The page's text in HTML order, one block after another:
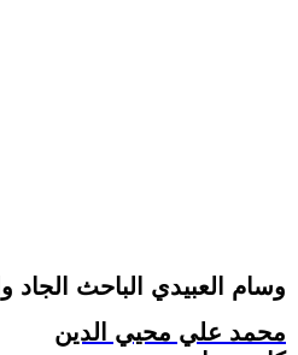
وسام العبيدي الباحث الجاد
محمد علي محيي الدين